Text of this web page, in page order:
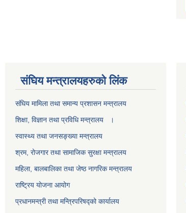
स‌ंघिय मन्त्रालयहरुको लिंक
स‌ंघिय मामिला तथा समान्य प्रशासन मन्त्रालय
शिक्षा, विज्ञान तथा प्रविधि मन्त्रालय ।
स्वास्थ्य तथा जनसङ्ख्या मन्त्रालय
श्रम, रोजगार तथा सामाजिक सुरक्षा मन्त्रालय
महिला, बालबालिका तथा जेष्ठ नागरिक मन्त्रालय
राष्ट्रिय योजना आयोग
प्रधानमन्त्री तथा मन्त्रिपरिषद्को कार्यालय